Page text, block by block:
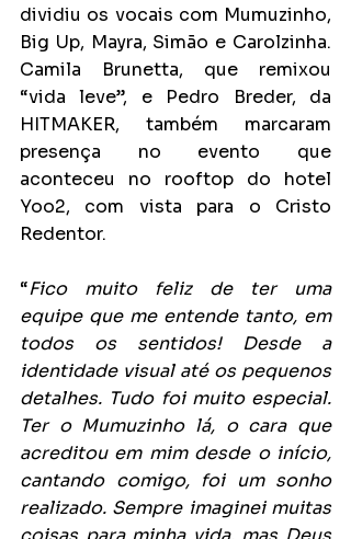
dividiu os vocais com Mumuzinho,
Big Up, Mayra, Simão e Carolzinha.
Camila Brunetta, que remixou
“vida leve”, e Pedro Breder, da
HITMAKER, também marcaram
presença no evento que
aconteceu no rooftop do hotel
Yoo2, com vista para o Cristo
Redentor.
“Fico muito feliz de ter uma
equipe que me entende tanto, em
todos os sentidos! Desde a
identidade visual até os pequenos
detalhes. Tudo foi muito especial.
Ter o Mumuzinho lá, o cara que
acreditou em mim desde o início,
cantando comigo, foi um sonho
realizado. Sempre imaginei muitas